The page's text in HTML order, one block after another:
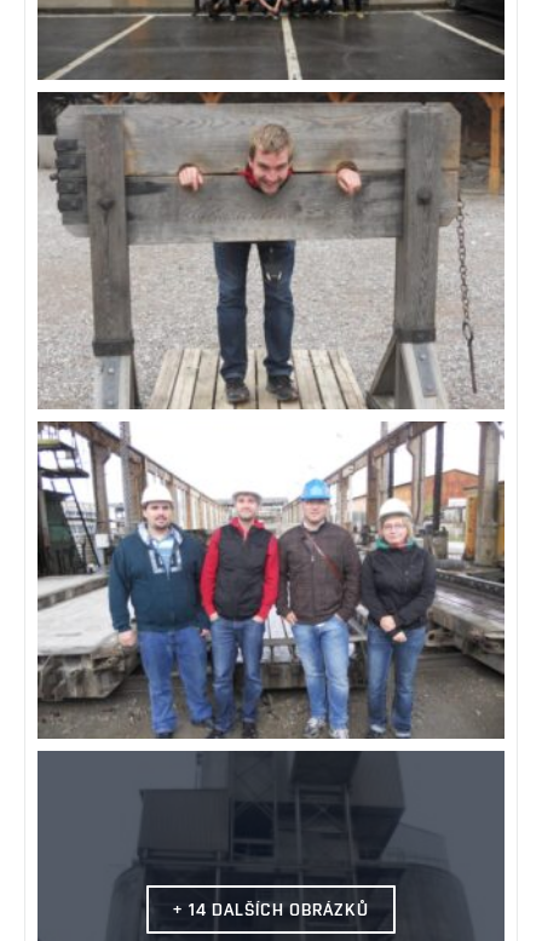
+ 14 DALŠÍCH OBRÁZKŮ